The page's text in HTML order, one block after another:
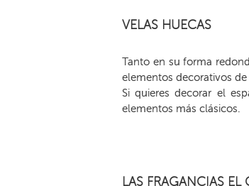
VELAS HUECAS
Tanto en su forma
elementos decorativos
Si quieres decorar el
elementos más clásicos.
LAS FRAGANCIAS